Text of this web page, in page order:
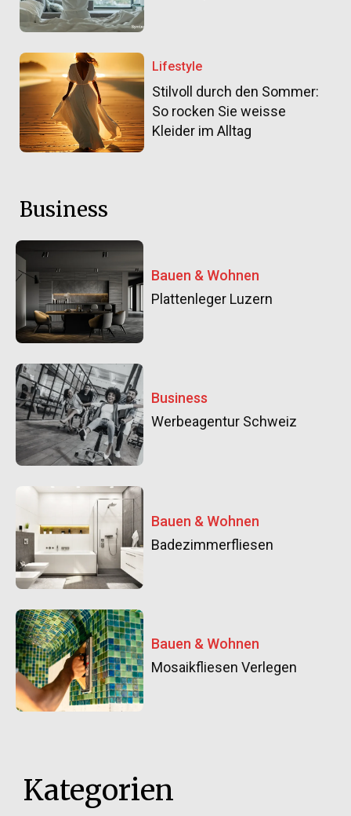
Lifestyle
Stilvoll durch den Sommer:
So rocken Sie weisse
Kleider im Alltag
Business
Bauen & Wohnen
Plattenleger Luzern
Business
Werbeagentur Schweiz
Bauen & Wohnen
Badezimmerfliesen
Bauen & Wohnen
Mosaikfliesen Verlegen
Kategorien